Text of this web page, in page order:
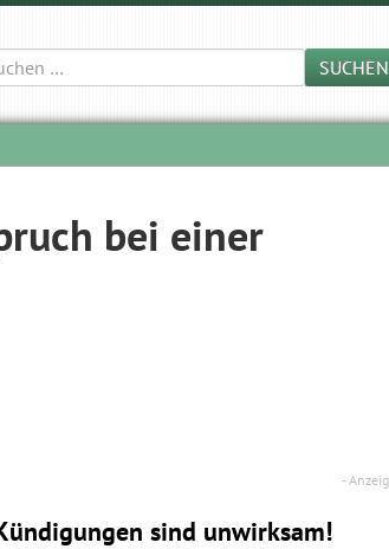
SUCHEN
bei einer
sind unwirksam!